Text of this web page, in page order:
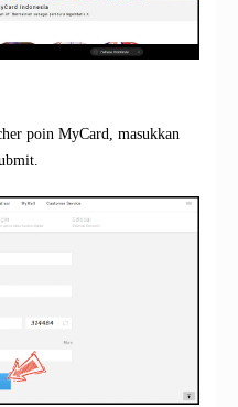
poin MyCard, masukkan